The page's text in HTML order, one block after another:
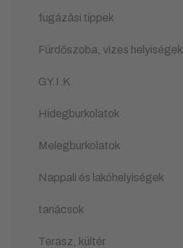
fugázási tippek
Fürdőszoba, vizes helyiségek
GY.I.K.
Hidegburkolatok
Melegburkolatok
Nappali és lakóhelyiségek
tanácsok
Terasz, kültér